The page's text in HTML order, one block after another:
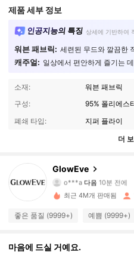
제품 세부 정보
인공지능의 특징 상세에 기반하여
워븐 패브릭: 세련된 무드와 깔끔한
캐주얼: 일상에서 편안하게 즐기는
소재:
워븐 패브릭
구성:
95% 폴리에스
폐쇄 타입:
지퍼 플라이
더
GlowEve
o***a 다음
v***0 가 탐색 중입니다
4.77
822K 팔로워
최근 4M개 판매됨
좋은 품질 (9999+) 예쁨 (9999+)
마음에 드실 거예요.